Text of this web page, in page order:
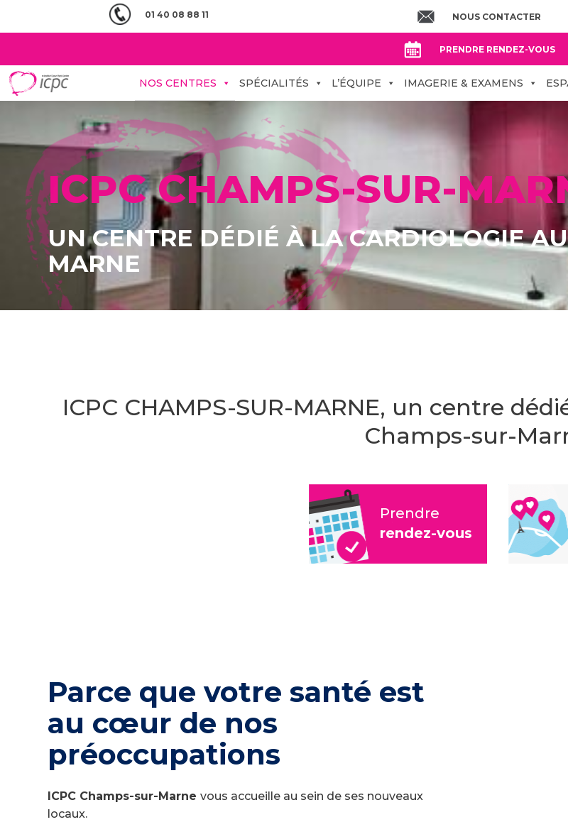
01 40 08 88 11 NOUS CONTACTER
PRENDRE RENDEZ-VOUS
NOS CENTRES SPÉCIALITÉS L’ÉQUIPE IMAGERIE & EXAMENS
ICPC CHAMPS-SUR-
UN CENTRE DÉDIÉ À LA CARDIOLOGIE
MARNE
ICPC CHAMPS-SUR-MARNE, un centre
Champs-sur-
Prendre
rendez-vous
Parce que votre santé est
au cœur de nos
préoccupations
ICPC Champs-sur-Marnevous accueille au sein de ses nouveaux
locaux.